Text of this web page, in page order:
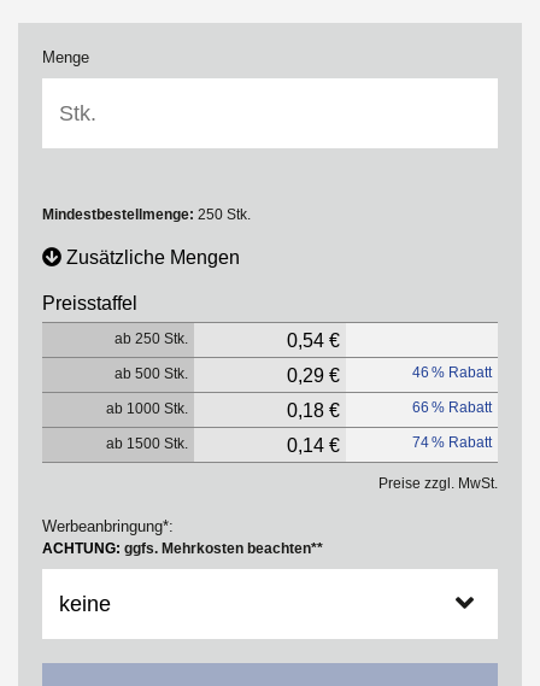
Menge
Mindestbestellmenge: 250 Stk.
Zusätzliche Mengen
Preisstaffel
ab 250 Stk. 0,54 €
ab 500 Stk. 0,29 € 46 % Rabatt
ab 1000 Stk. 0,18 € 66 % Rabatt
ab 1500 Stk. 0,14 € 74 % Rabatt
Preise zzgl. MwSt.
Werbeanbringung*:
ACHTUNG: ggfs. Mehrkosten beachten**